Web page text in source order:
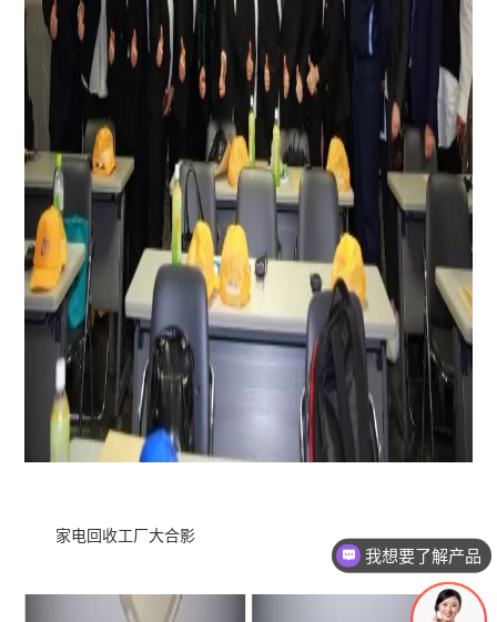
家电回收工厂大合影
有没有对应案例